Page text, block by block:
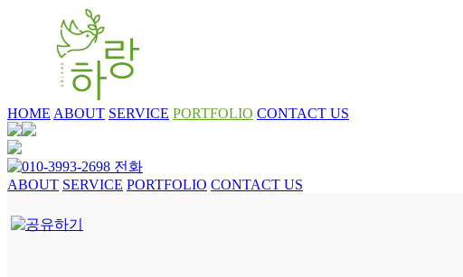
HOME ABOUT SERVICE PORTFOLIO CONTACT US
ABOUT SERVICE PORTFOLIO CONTACT US